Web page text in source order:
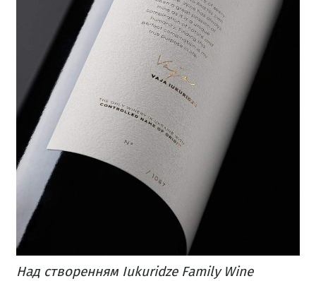
Над створенням Iukuridze Family Wine